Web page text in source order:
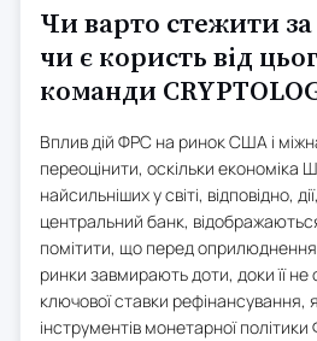
Чи варто стежити
чи є користь від
команди
Вплив дій ФРС на ринок США і
переоцінити, оскільки економіка
найсильніших у світі, відповідно,
центральний банк,
помітити, що перед
ринки завмирають доти, доки її не
ключової ставки
інструментів монетарної